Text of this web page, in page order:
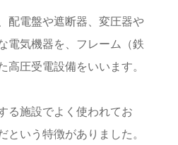
配電盤や遮断器、変圧器や
電気機器を、フレーム（鉄
高圧受電設備をいいます。
る施設でよく使われてお
という特徴がありました。